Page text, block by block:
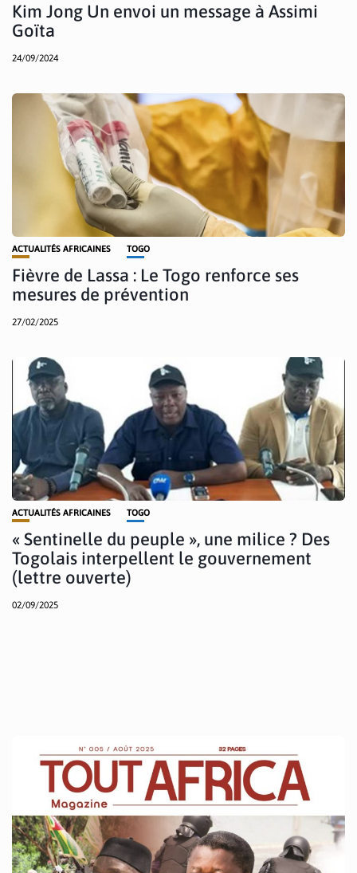
Kim Jong Un envoi un message à Assimi
Goïta
24/09/2024
ACTUALITÉS AFRICAINES TOGO
Fièvre de Lassa : Le Togo renforce ses
mesures de prévention
27/02/2025
ACTUALITÉS AFRICAINES TOGO
« Sentinelle du peuple », une milice ? Des
Togolais interpellent le gouvernement
(lettre ouverte)
02/09/2025